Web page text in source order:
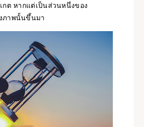
กต หากแต่เป็นส่วนหนึ่งของ
ภาพนั้นขึ้นมา